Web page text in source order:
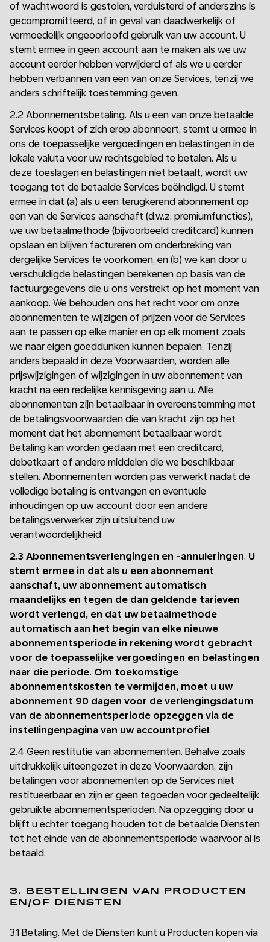
of wachtwoord is gestolen, verduisterd of anderszins is
gecompromitteerd, of in geval van daadwerkelijk of
vermoedelijk ongeoorloofd gebruik van uw account. U
stemt ermee in geen account aan te maken als we uw
account eerder hebben verwijderd of als we u eerder
hebben verbannen van een van onze Services, tenzij we
anders schriftelijk toestemming geven.
2.2 Abonnementsbetaling. Als u een van onze betaalde
Services koopt of zich erop abonneert, stemt u ermee in
ons de toepasselijke vergoedingen en belastingen in de
lokale valuta voor uw rechtsgebied te betalen. Als u
deze toeslagen en belastingen niet betaalt, wordt uw
toegang tot de betaalde Services beëindigd. U stemt
ermee in dat (a) als u een terugkerend abonnement op
een van de Services aanschaft (d.w.z. premiumfuncties),
we uw betaalmethode (bijvoorbeeld creditcard) kunnen
opslaan en blijven factureren om onderbreking van
dergelijke Services te voorkomen, en (b) we kan door u
verschuldigde belastingen berekenen op basis van de
factuurgegevens die u ons verstrekt op het moment van
aankoop. We behouden ons het recht voor om onze
abonnementen te wijzigen of prijzen voor de Services
aan te passen op elke manier en op elk moment zoals
we naar eigen goeddunken kunnen bepalen. Tenzij
anders bepaald in deze Voorwaarden, worden alle
prijswijzigingen of wijzigingen in uw abonnement van
kracht na een redelijke kennisgeving aan u. Alle
abonnementen zijn betaalbaar in overeenstemming met
de betalingsvoorwaarden die van kracht zijn op het
moment dat het abonnement betaalbaar wordt.
Betaling kan worden gedaan met een creditcard,
debetkaart of andere middelen die we beschikbaar
stellen. Abonnementen worden pas verwerkt nadat de
volledige betaling is ontvangen en eventuele
inhoudingen op uw account door een andere
betalingsverwerker zijn uitsluitend uw
verantwoordelijkheid.
2.3 Abonnementsverlengingen en -annuleringen. U
stemt ermee in dat als u een abonnement
aanschaft, uw abonnement automatisch
maandelijks en tegen de dan geldende tarieven
wordt verlengd, en dat uw betaalmethode
automatisch aan het begin van elke nieuwe
abonnementsperiode in rekening wordt gebracht
voor de toepasselijke vergoedingen en belastingen
naar die periode. Om toekomstige
abonnementskosten te vermijden, moet u uw
abonnement 90 dagen voor de verlengingsdatum
van de abonnementsperiode opzeggen via de
instellingenpagina van uw accountprofiel.
2.4 Geen restitutie van abonnementen. Behalve zoals
uitdrukkelijk uiteengezet in deze Voorwaarden, zijn
betalingen voor abonnementen op de Services niet
restitueerbaar en zijn er geen tegoeden voor gedeeltelijk
gebruikte abonnementsperioden. Na opzegging door u
blijft u echter toegang houden tot de betaalde Diensten
tot het einde van de abonnementsperiode waarvoor al is
betaald.
3. BESTELLINGEN VAN PRODUCTEN
EN/OF DIENSTEN
3.1 Betaling. Met de Diensten kunt u Producten kopen via